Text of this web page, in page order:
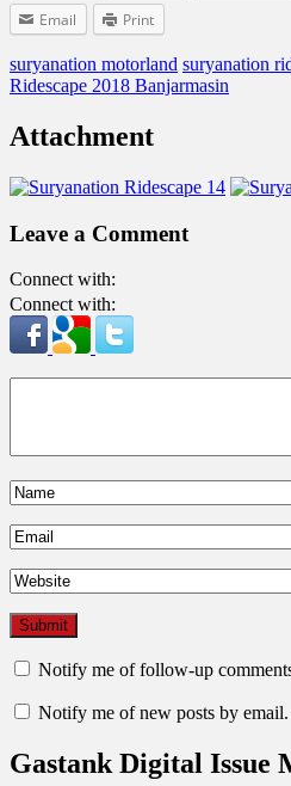
Email
Print
suryanation motorland suryanation
Ridescape 2018 Banjarmasin
Attachment
Leave a Comment
Connect with:
Connect with:
Notify me of follow-up
Notify me of new posts by email.
Gastank Digital Issue